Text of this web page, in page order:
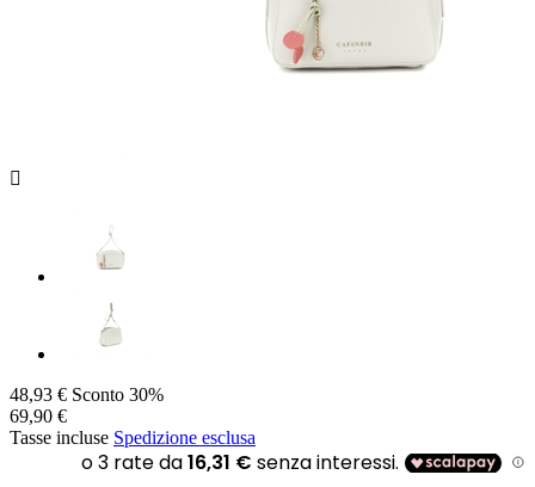

48,93 € Sconto 30%
69,90 €
Tasse incluse Spedizione esclusa